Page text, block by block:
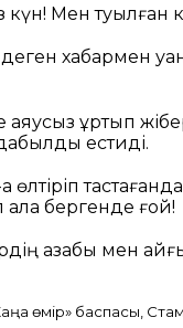
күн! Мен туылған
хабармен
құртып
дабылды естиді.
өлтіріп
қала бергенде ғой!
азабы мен
өмір» баспасы,